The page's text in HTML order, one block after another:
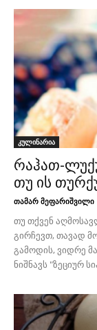
კულინარია
რაჰათ-
თუ ის
თამარ მეფარიშვილი
თუ თქვენ
გირჩევთ, თავად
გამოდის, ვიდრე
ნიშნავს "ზეციურ